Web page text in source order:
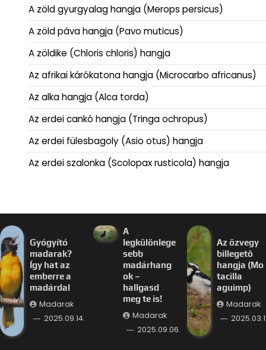
A zöld gyurgyalag hangja (Merops persicus)
A zöld páva hangja (Pavo muticus)
A zöldike (Chloris chloris) hangja
Az afrikai kárókatona hangja (Microcarbo africanus)
Az alka hangja (Alca torda)
Az erdei cankó hangja (Tringa ochropus)
Az erdei fülesbagoly (Asio otus) hangja
Az erdei szalonka (Scolopax rusticola) hangja
Gyógyító
madarak?
Így hat az
emberre a
madárdal
Madarak
2025.09.14.
A
legkülönlege
sebb
madárhang
ok –
hallgasd
meg te is!
Madarak
2025.09.06.
Az özvegy
billegető
hangja (Mo
tacilla
aguimp)
Madarak